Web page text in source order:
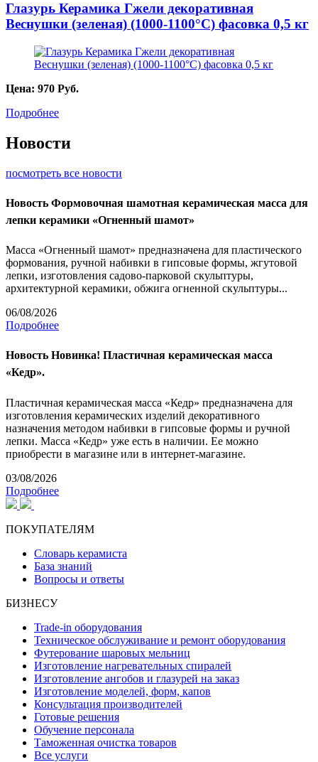
Глазурь Керамика Гжели декоративная
Веснушки (зеленая) (1000-1100°С) фасовка 0,5 кг
Цена: 970 Руб.
Подробнее
Новости
посмотреть все новости
Новость Формовочная шамотная керамическая масса для
лепки керамики «Огненный шамот»
Масса «Огненный шамот» предназначена для пластического
формования, ручной набивки в гипсовые формы, жгутовой
лепки, изготовления садово-парковой скульптуры,
архитектурной керамики, обжига огненной скульптуры...
06/08/2026
Подробнее
Новость Новинка! Пластичная керамическая масса
«Кедр».
Пластичная керамическая масса «Кедр» предназначена для
изготовления керамических изделий декоративного
назначения методом набивки в гипсовые формы и ручной
лепки. Масса «Кедр» уже есть в наличии. Ее можно
приобрести в магазине или в интернет-магазине.
03/08/2026
Подробнее
ПОКУПАТЕЛЯМ
Словарь керамиста
База знаний
Вопросы и ответы
БИЗНЕСУ
Trade-in оборудования
Техническое обслуживание и ремонт оборудования
Футерование шаровых мельниц
Изготовление нагревательных спиралей
Изготовление ангобов и глазурей на заказ
Изготовление моделей, форм, капов
Консультация производителей
Готовые решения
Обучение персонала
Таможенная очистка товаров
Все услуги